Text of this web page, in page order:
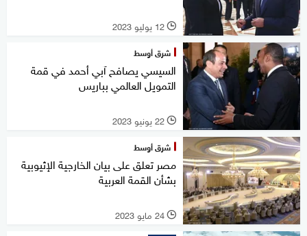
l 12 يوليو 2023
شرق أوسط
السيسي يصافح آبي أحمد في قمة
التمويل العالمي بباريس
l 22 يونيو 2023
شرق أوسط
مصر تعلق على بيان الخارجية الإثيوبية
بشأن القمة العربية
l 24 مايو 2023